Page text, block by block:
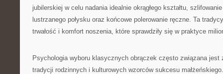
jubilerskiej w celu nadania idealnie okrągłego kształtu,
lustrzanego połysku oraz końcowe polerowanie ręczne. Ta
trwałość i komfort noszenia, które sprawdziły się w praktyce
Psychologia wyboru klasycznych obrączek często związana jest
tradycji rodzinnych i kulturowych wzorców sukcesu